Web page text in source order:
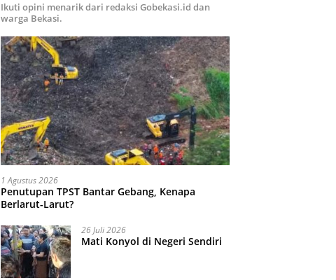
Ikuti opini menarik dari redaksi Gobekasi.id dan
warga Bekasi.
1 Agustus 2026
Penutupan TPST Bantar Gebang, Kenapa
Berlarut-Larut?
26 Juli 2026
Mati Konyol di Negeri Sendiri